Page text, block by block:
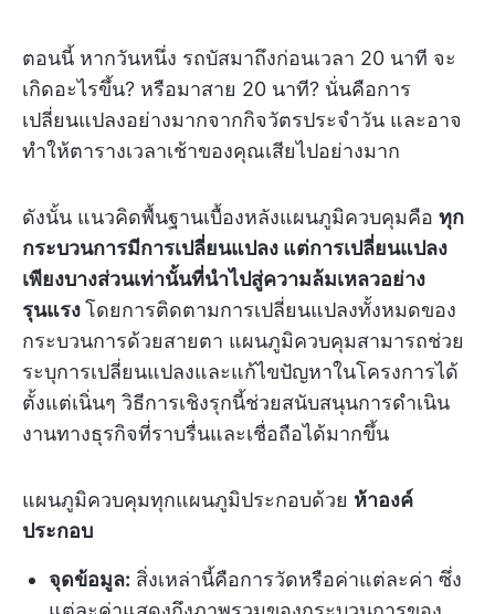
ตอนนี้ หากวันหนึ่ง รถบัสมาถึงก่อนเวลา 20 นาที จะ
เกิดอะไรขึ้น? หรือมาสาย 20 นาที? นั่นคือการ
เปลี่ยนแปลงอย่างมากจากกิจวัตรประจำวัน และอาจ
ทำให้ตารางเวลาเช้าของคุณเสียไปอย่างมาก
ดังนั้น แนวคิดพื้นฐานเบื้องหลังแผนภูมิควบคุมคือ ทุก
กระบวนการมีการเปลี่ยนแปลง แต่การเปลี่ยนแปลง
เพียงบางส่วนเท่านั้นที่นำไปสู่ความล้มเหลวอย่าง
รุนแรงโดยการติดตามการเปลี่ยนแปลงทั้งหมดของ
กระบวนการด้วยสายตา แผนภูมิควบคุมสามารถช่วย
ระบุการเปลี่ยนแปลงและแก้ไขปัญหาในโครงการได้
ตั้งแต่เนิ่นๆ วิธีการเชิงรุกนี้ช่วยสนับสนุนการดำเนิน
งานทางธุรกิจที่ราบรื่นและเชื่อถือได้มากขึ้น
แผนภูมิควบคุมทุกแผนภูมิประกอบด้วย ห้าองค์
ประกอบ
จุดข้อมูล: สิ่งเหล่านี้คือการวัดหรือค่าแต่ละค่า ซึ่ง